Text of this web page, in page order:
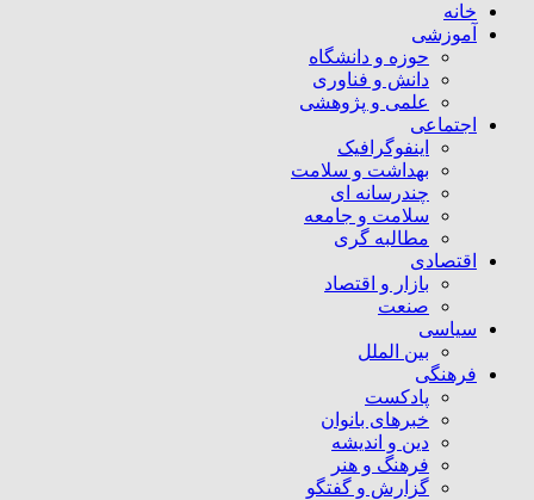
خانه
آموزشی
حوزه و دانشگاه
دانش و فناوری
علمی و پژوهشی
اجتماعی
اینفوگرافیک
بهداشت و سلامت
چندرسانه ای
سلامت و جامعه
مطالبه گری
اقتصادی
بازار و اقتصاد
صنعت
سیاسی
بین الملل
فرهنگی
پادکست
خبرهای بانوان
دین و اندیشه
فرهنگ و هنر
گزارش و گفتگو